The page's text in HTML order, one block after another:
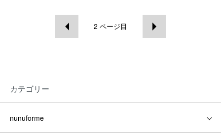
2 ページ目
カテゴリー
nunuforme